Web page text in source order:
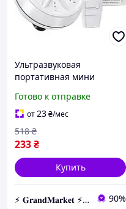
Ультразвуковая
портативная мини
Usltrasonic Turbine Wash
от USB и повербанка
Готово к отправке
от23₴/мес
233₴
518 ₴
Купить
⚡️ 𝐆𝐫𝐚𝐧𝐝𝐌𝐚𝐫𝐤𝐞𝐭 ⚡️ – Трендовые товары по самым низким ценам 90%